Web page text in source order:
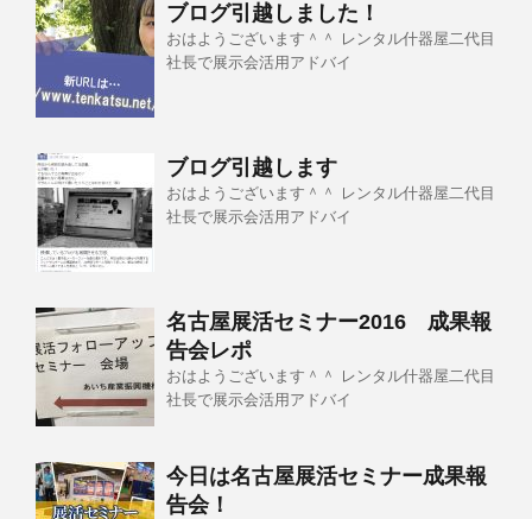
ブログ引越しました！
おはようございます＾＾ レンタル什器屋二代目
社長で展示会活用アドバイ
ブログ引越します
おはようございます＾＾ レンタル什器屋二代目
社長で展示会活用アドバイ
名古屋展活セミナー2016 成果報
告会レポ
おはようございます＾＾ レンタル什器屋二代目
社長で展示会活用アドバイ
今日は名古屋展活セミナー成果報
告会！